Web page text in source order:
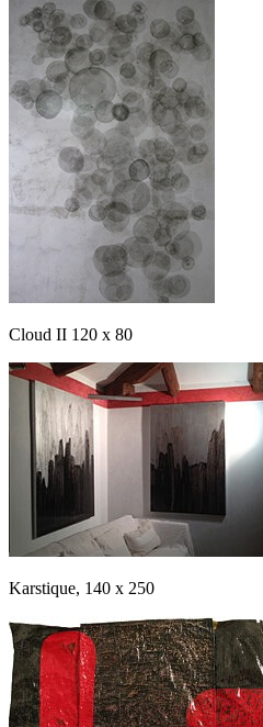
Cloud II 120 x 80
Karstique, 140 x 250